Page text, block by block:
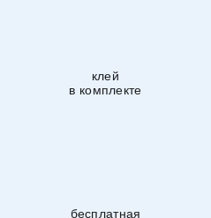
клей
в комплекте
бесплатная